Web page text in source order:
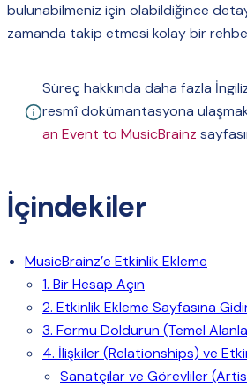
bulunabilmeniz için olabildiğince
zamanda takip etmesi kolay bir
Süreç hakkında daha fazla
resmî dokümantasyona
an Event to MusicBrainz
İçindekiler
MusicBrainz’e Etkinlik Ekleme
1. Bir Hesap Açın
2. Etkinlik Ekleme Sayfasına
3. Formu Doldurun (Temel
4. İlişkiler (Relationships) ve
Sanatçılar ve Görevliler